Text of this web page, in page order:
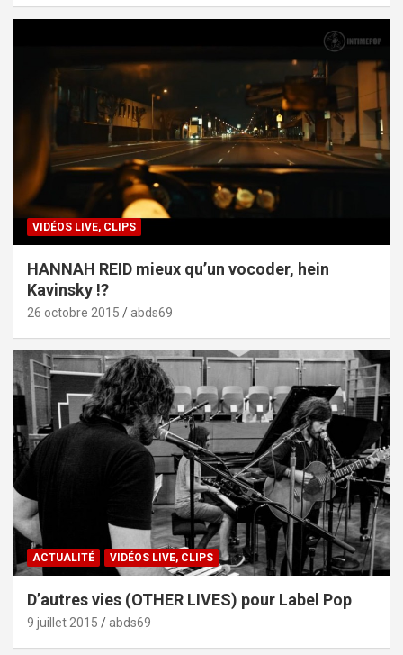
VIDÉOS LIVE, CLIPS
HANNAH REID mieux qu’un vocoder, hein
Kavinsky !?
26 octobre 2015 abds69
ACTUALITÉ VIDÉOS LIVE, CLIPS
D’autres vies (OTHER LIVES) pour Label Pop
9 juillet 2015 abds69